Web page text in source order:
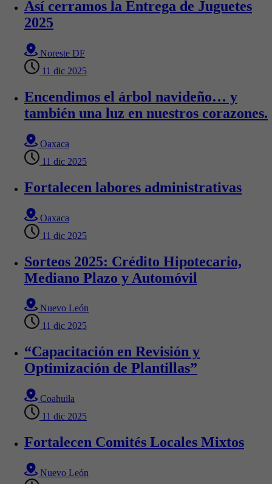
Así cerramos la Entrega de Juguetes
2025
Noreste DF
11 dic 2025
Encendimos el árbol navideño… y
también una luz en nuestros corazones.
Oaxaca
11 dic 2025
Fortalecen labores administrativas
Oaxaca
11 dic 2025
Sorteos 2025: Crédito Hipotecario,
Mediano Plazo y Automóvil
Nuevo León
11 dic 2025
“Capacitación en Revisión y
Optimización de Plantillas”
Coahuila
11 dic 2025
Fortalecen Comités Locales Mixtos
Nuevo León